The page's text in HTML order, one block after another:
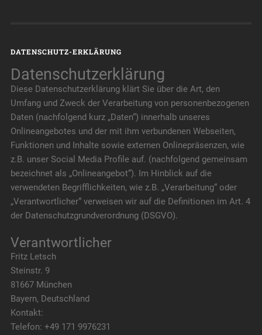
DATENSCHUTZ-ERKLÄRUNG
Datenschutzerklärung
Diese Datenschutzerklärung klärt Sie über die Art, den
Umfang und Zweck der Verarbeitung von personenbezogenen
Daten (nachfolgend kurz „Daten“) innerhalb unseres
Onlineangebotes und der mit ihm verbundenen Webseiten,
Funktionen und Inhalte sowie externen Onlinepräsenzen, wie
z.B. unser Social Media Profile auf. (nachfolgend gemeinsam
bezeichnet als „Onlineangebot“). Im Hinblick auf die
verwendeten Begrifflichkeiten, wie z.B. „Verarbeitung“ oder
„Verantwortlicher“ verweisen wir auf die Definitionen im Art. 4
der Datenschutzgrundverordnung (DSGVO).
Verantwortlicher
Fritz Letsch
Steinstr. 9
81667 München
Bayern, Deutschland
Kontakt:
Telefon: +49 171 9976231